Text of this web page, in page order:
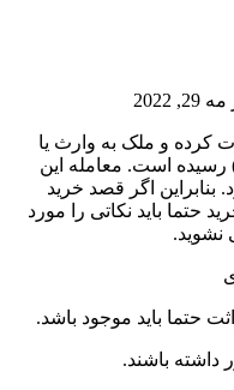
مه 29, 2022
کرده و ملک به وارث یا
رسیده است. معامله این
بنابراین اگر قصد خرید
حتما باید نکاتی را مورد
نشوید.